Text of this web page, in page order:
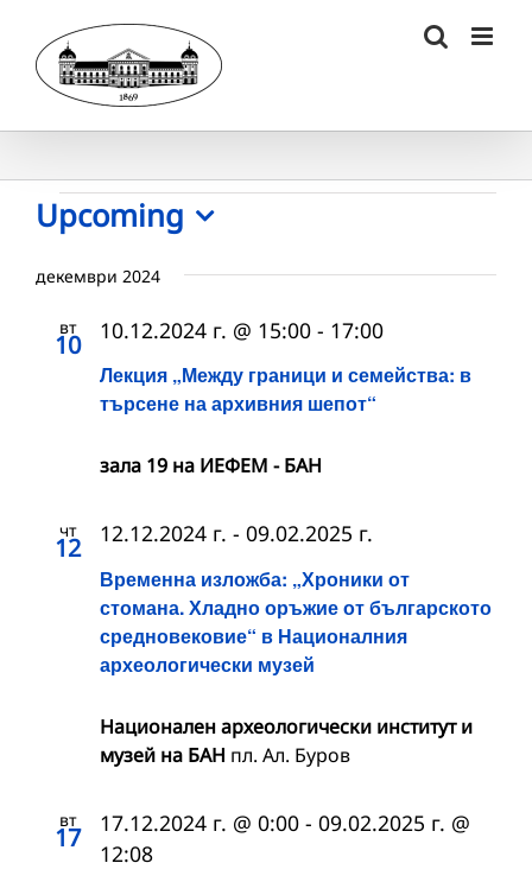
content
Събития
Upcoming
date.
декември 2024
вт
10
Лекция „Между граници и семейства: в
търсене на архивния шепот“
10.12.2024 г. @ 15:00 - 17:00
зала 19 на ИЕФЕМ - БАН
чт
12
Временна изложба: „Хроники от
стомана. Хладно оръжие от българското
средновековие“ в Националния
археологически музей
12.12.2024 г. - 09.02.2025 г.
Национален археологически институт и
музей на БАН пл. Ал. Буров
вт
17 17.12.2024 г. @ 0:00 - 09.02.2025 г. @
12:08